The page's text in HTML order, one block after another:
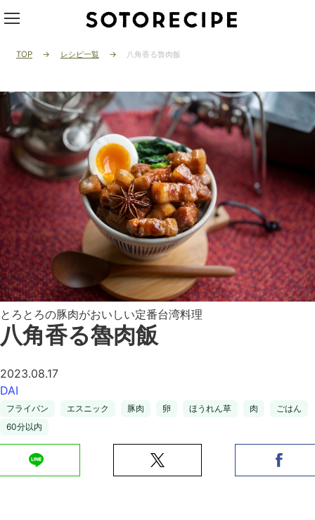
TOP レシピ一覧 八角香る魯肉飯
とろとろの豚肉がおいしい定番台湾料理
八角香る魯肉飯
2023.08.17
DAI
フライパン エスニック 豚肉 卵 ほうれん草 肉
ごはん
60分以内